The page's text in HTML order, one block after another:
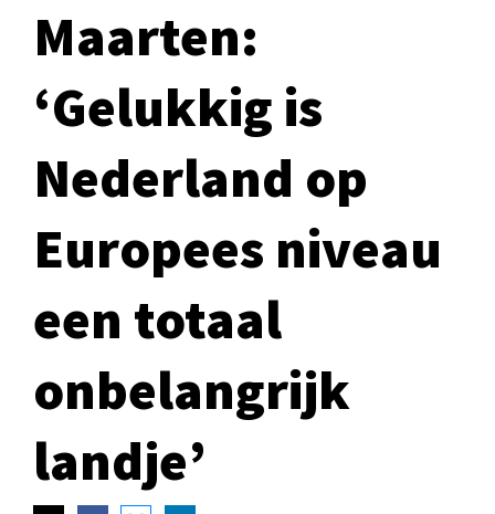
Maarten:
‘Gelukkig is
Nederland op
Europees niveau
een totaal
onbelangrijk
landje’